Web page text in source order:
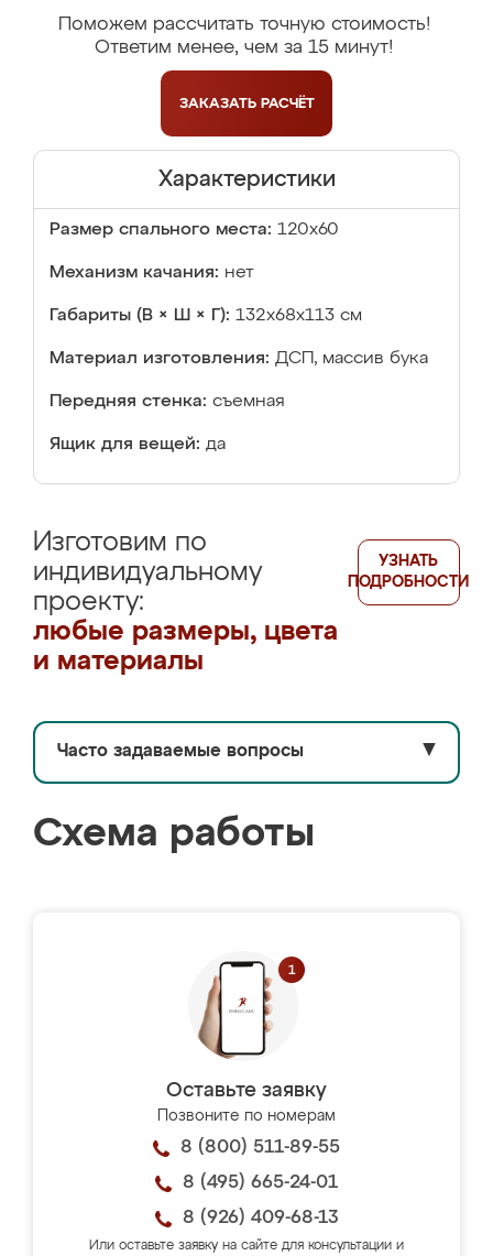
Поможем рассчитать точную стоимость!
Ответим менее, чем за 15 минут!
ЗАКАЗАТЬ РАСЧЁТ
Характеристики
Размер спального места: 120x60
Механизм качания: нет
Габариты (В × Ш × Г): 132x68x113 см
Материал изготовления: ДСП, массив бука
Передняя стенка: съемная
Ящик для вещей: да
Изготовим по
индивидуальному
проекту:
любые размеры, цвета
и материалы
УЗНАТЬ
ПОДРОБНОСТИ
Часто задаваемые вопросы ▼
Схема работы
Оставьте заявку
Позвоните по номерам
8 (800) 511-89-55
8 (495) 665-24-01
8 (926) 409-68-13
Или оставьте заявку на сайте для консультации и